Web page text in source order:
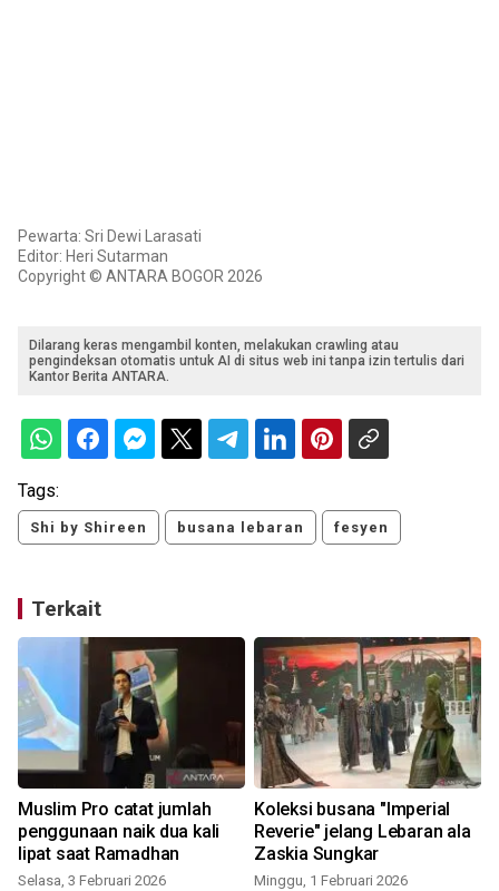
Pewarta: Sri Dewi Larasati
Editor: Heri Sutarman
Copyright © ANTARA BOGOR 2026
Dilarang keras mengambil konten, melakukan crawling atau
pengindeksan otomatis untuk AI di situs web ini tanpa izin tertulis dari
Kantor Berita ANTARA.
Tags:
Shi by Shireen busana lebaran fesyen
Terkait
Muslim Pro catat jumlah
penggunaan naik dua kali
lipat saat Ramadhan
Selasa, 3 Februari 2026
Koleksi busana "Imperial
Reverie" jelang Lebaran ala
Zaskia Sungkar
Minggu, 1 Februari 2026